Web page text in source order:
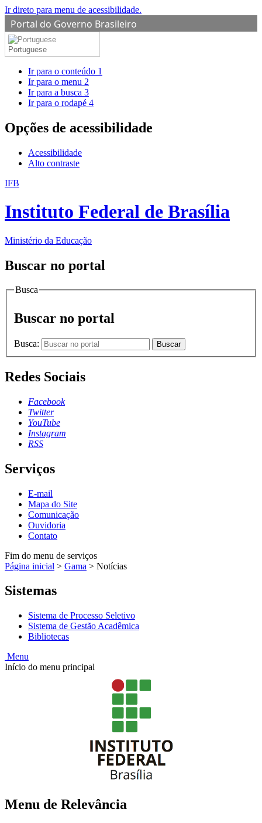
Ir direto para menu de acessibilidade.
Portal do Governo Brasileiro
Portuguese
Ir para o conteúdo 1
Ir para o menu 2
Ir para a busca 3
Ir para o rodapé 4
Opções de acessibilidade
Acessibilidade
Alto contraste
IFB
Instituto Federal de Brasília
Ministério da Educação
Buscar no portal
Busca
Buscar no portal
Busca: Buscar
Redes Sociais
Facebook
Twitter
YouTube
Instagram
RSS
Serviços
E-mail
Mapa do Site
Comunicação
Ouvidoria
Contato
Fim do menu de serviços
Página inicial > Gama > Notícias
Sistemas
Sistema de Processo Seletivo
Sistema de Gestão Acadêmica
Bibliotecas
Menu
Início do menu principal
Menu de Relevância